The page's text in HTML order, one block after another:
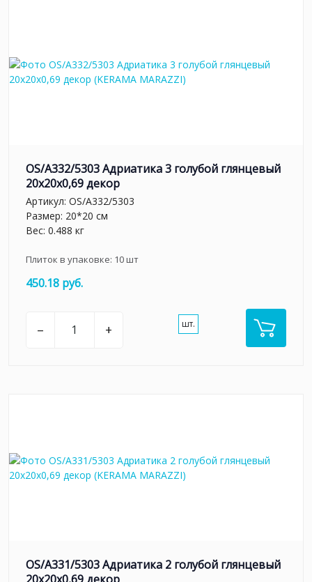
OS/A332/5303 Адриатика 3 голубой глянцевый
20x20x0,69 декор
Артикул: OS/A332/5303
Размер: 20*20 см
Вес: 0.488 кг
Плиток в упаковке: 10шт
450.18 руб.
– + шт.
OS/A331/5303 Адриатика 2 голубой глянцевый